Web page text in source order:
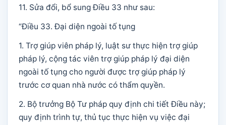
11. Sửa đổi, bổ sung Điều 33 như sau:
“Điều 33. Đại diện ngoài tố tụng
1. Trợ giúp viên pháp lý, luật sư thực hiện trợ giúp
pháp lý, cộng tác viên trợ giúp pháp lý đại diện
ngoài tố tụng cho người được trợ giúp pháp lý
trước cơ quan nhà nước có thẩm quyền.
2. Bộ trưởng Bộ Tư pháp quy định chi tiết Điều này;
quy định trình tự, thủ tục thực hiện vụ việc đại